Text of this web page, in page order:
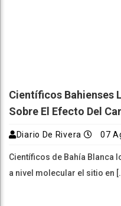
Científicos Bahienses
Sobre El Efecto Del
Diario De Rivera 07
Científicos de Bahía Blanca
a nivel molecular el sitio en